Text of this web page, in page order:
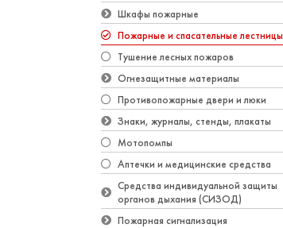
Шкафы пожарные
Пожарные и спасательные лестницы
Тушение лесных пожаров
Огнезащитные материалы
Противопожарные двери и люки
Знаки, журналы, стенды, плакаты
Мотопомпы
Аптечки и медицинские средства
Средства индивидуальной защиты
органов дыхания (СИЗОД)
Пожарная сигнализация